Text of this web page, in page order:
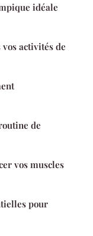
idéale
activités de
de
vos muscles
pour